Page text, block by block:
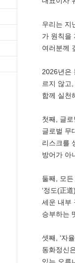
우리는 지
가 원칙을
여러분께
2026년은
르지 않고
함께 실천
첫째, 글로
글로벌 무
리스크를
방어가 아
둘째, 모든
‘정도(正
세운 내부
승부하는
셋째, ‘자
동화정신